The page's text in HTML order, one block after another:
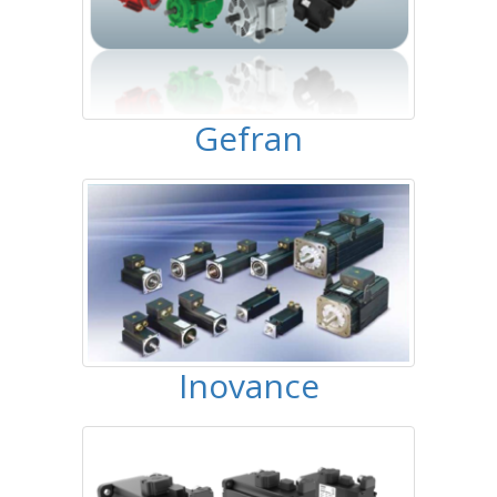
Gefran
Inovance